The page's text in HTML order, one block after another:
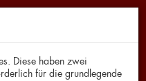
Diese haben zwei
für die grundlegende